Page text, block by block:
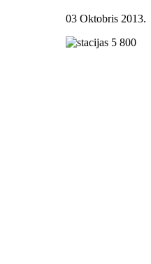
03 Oktobris 2013.